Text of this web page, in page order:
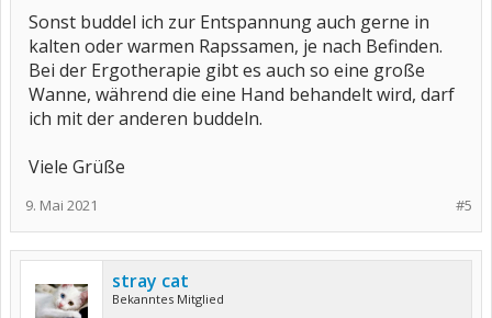
Sonst buddel ich zur Entspannung auch gerne in
kalten oder warmen Rapssamen, je nach Befinden.
Bei der Ergotherapie gibt es auch so eine große
Wanne, während die eine Hand behandelt wird, darf
ich mit der anderen buddeln.
Viele Grüße
#5
9. Mai 2021
stray cat
Bekanntes Mitglied